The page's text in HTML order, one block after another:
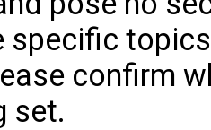
specific
confirm
set.